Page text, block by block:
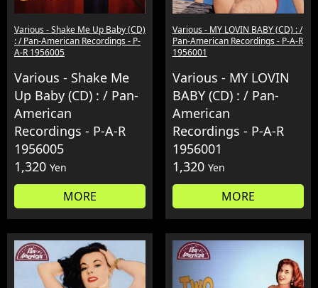
Various - Shake Me Up Baby (CD)
: / Pan-American Recordings - P-
A-R 1956005
Various - Shake Me
Up Baby (CD) : / Pan-
American
Recordings - P-A-R
1956005
1,320 Yen
MORE
Various - MY LOVIN BABY (CD) : /
Pan-American Recordings - P-A-R
1956001
Various - MY LOVIN
BABY (CD) : / Pan-
American
Recordings - P-A-R
1956001
1,320 Yen
MORE